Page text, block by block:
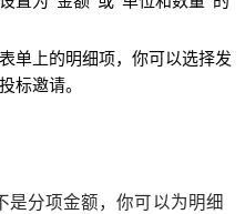
单上的明细项，你可以选择发
标邀请。
是分项金额，你可以为明细